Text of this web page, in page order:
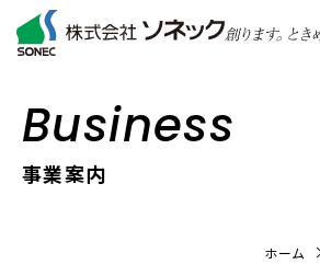
Business
事業案内
ホーム